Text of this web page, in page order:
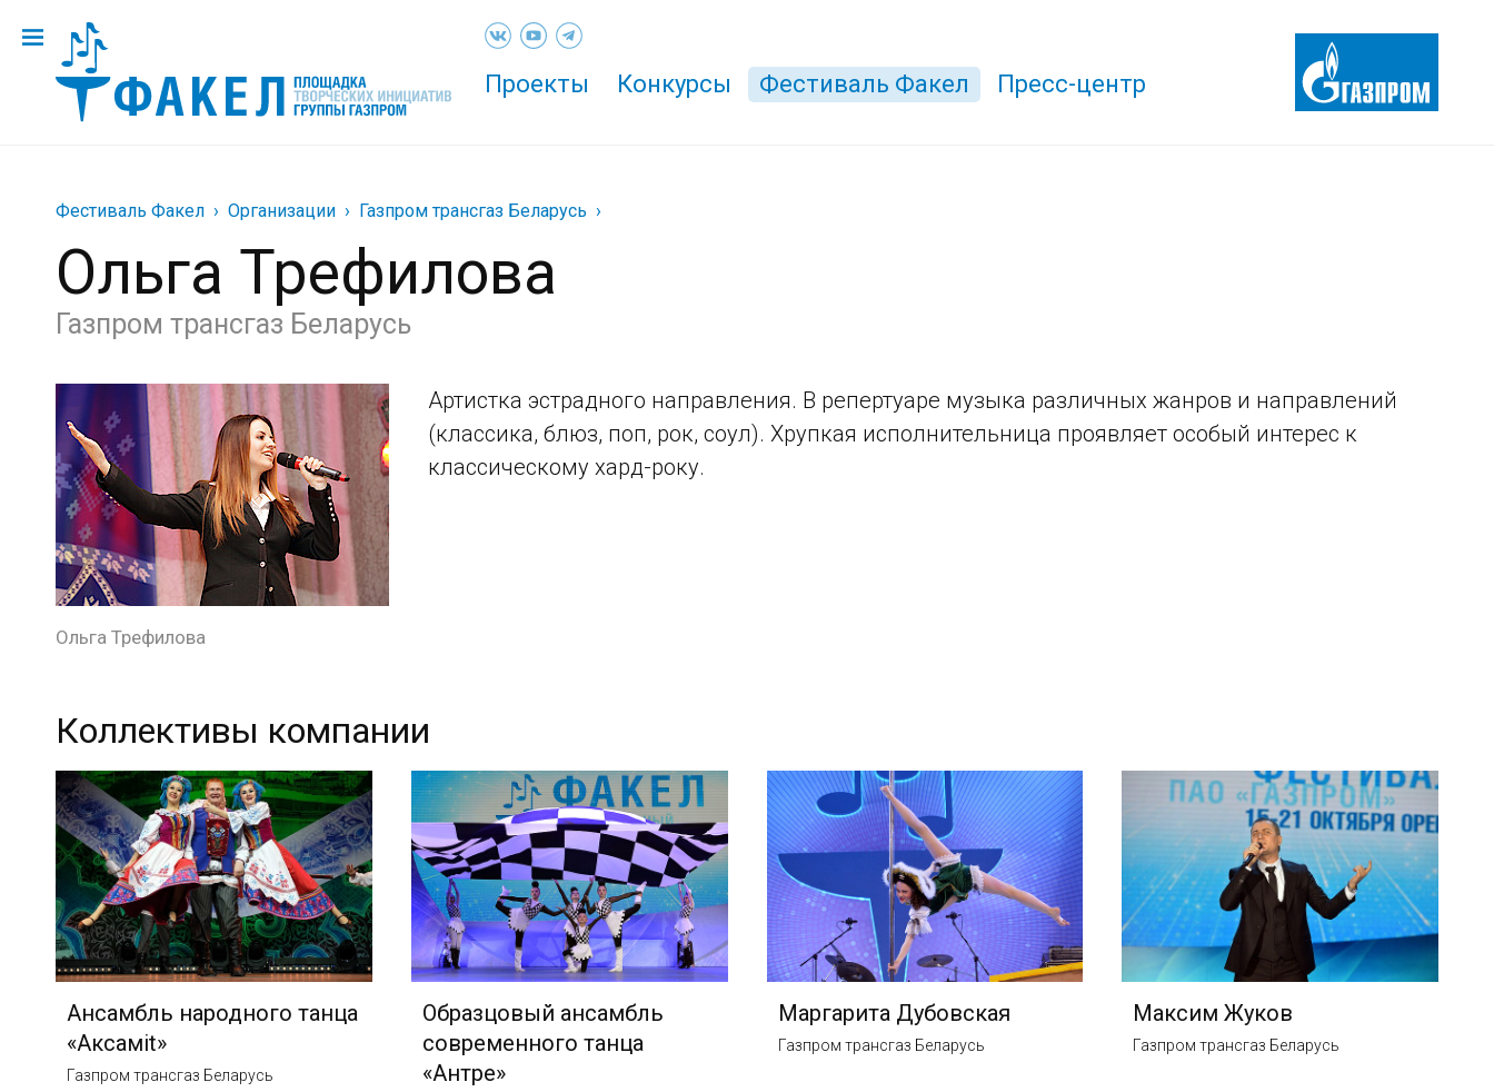
Проекты Конкурсы Фестиваль Факел Пресс-центр
Фестиваль Факел Организации Газпром трансгаз Беларусь
Ольга Трефилова
Газпром трансгаз Беларусь
Ольга Трефилова
Артистка эстрадного направления. В репертуаре музыка различных жанров и направлений
(классика, блюз, поп, рок, соул). Хрупкая исполнительница проявляет особый интерес к
классическому хард-року.
Коллективы компании
Ансамбль народного танца
«Аксамit»
Газпром трансгаз Беларусь
Образцовый ансамбль
современного танца
«Антре»
Маргарита Дубовская
Газпром трансгаз Беларусь
Максим Жуков
Газпром трансгаз Беларусь